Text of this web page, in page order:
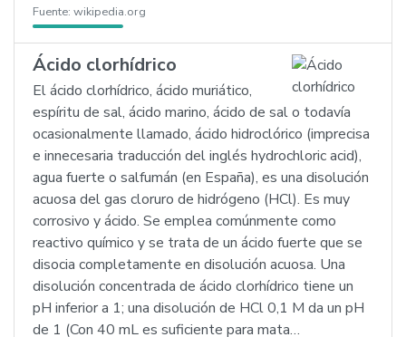
Fuente: wikipedia.org
Ácido clorhídrico
El ácido clorhídrico, ácido muriático,
espíritu de sal, ácido marino, ácido de sal o todavía
ocasionalmente llamado, ácido hidroclórico (imprecisa
e innecesaria traducción del inglés hydrochloric acid),
agua fuerte o salfumán (en España), es una disolución
acuosa del gas cloruro de hidrógeno (HCl). Es muy
corrosivo y ácido. Se emplea comúnmente como
reactivo químico y se trata de un ácido fuerte que se
disocia completamente en disolución acuosa. Una
disolución concentrada de ácido clorhídrico tiene un
pH inferior a 1; una disolución de HCl 0,1 M da un pH
de 1 (Con 40 mL es suficiente para mata…